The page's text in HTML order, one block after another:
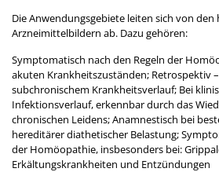
Die Anwendungsgebiete leiten sich von
Arzneimittelbildern ab. Dazu gehören:
Symptomatisch nach den Regeln der
akuten Krankheitszuständen; Retrospektiv
subchronischem Krankheitsverlauf; Bei
Infektionsverlauf, erkennbar durch das
chronischen Leidens; Anamnestisch bei
hereditärer diathetischer Belastung;
der Homöopathie, insbesonders bei:
Erkältungskrankheiten und Entzündungen